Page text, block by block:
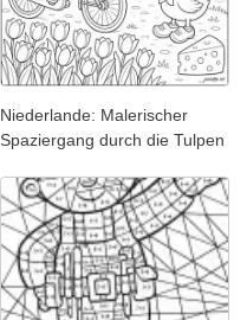
Niederlande: Malerischer
Spaziergang durch die Tulpen